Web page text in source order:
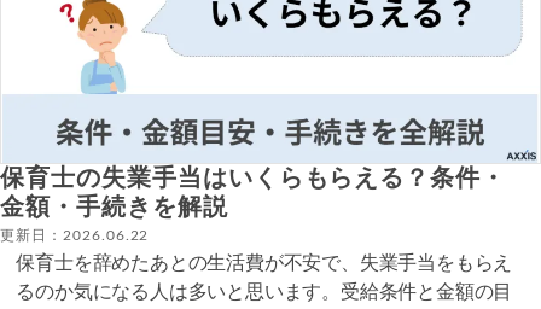
保育士の失業手当はいくらもらえる？条件・
金額・手続きを解説
更新日：2026.06.22
保育士を辞めたあとの生活費が不安で、失業手当をもらえ
るのか気になる人は多いと思います。受給条件と金額の目